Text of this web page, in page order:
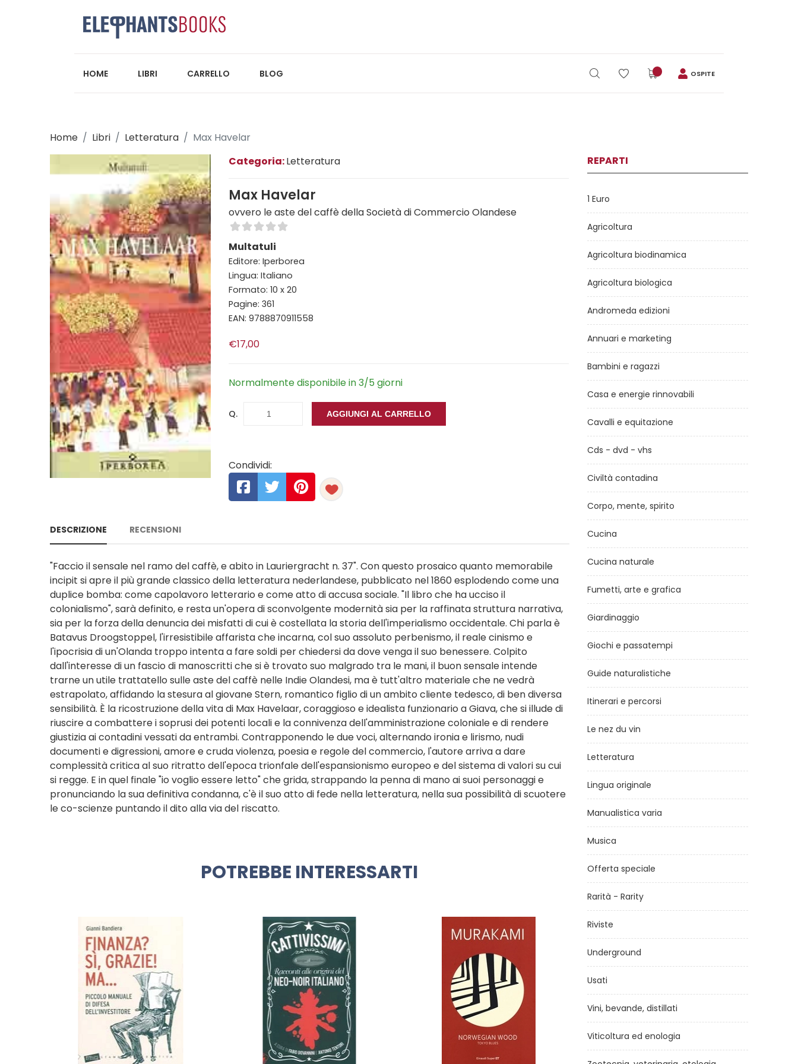
HOME LIBRI CARRELLO BLOG OSPITE
Home Libri Letteratura
Max Havelar
Categoria:Letteratura
Max Havelar
ovvero le aste del caffè della Società di Commercio Olandese
Multatuli
Editore: Iperborea
Lingua: Italiano
Formato: 10 x 20
Pagine: 361
EAN: 9788870911558
€17,00
Normalmente disponibile in 3/5 giorni
Q. AGGIUNGI AL CARRELLO
Condividi:
DESCRIZIONE RECENSIONI
"Faccio il sensale nel ramo del caffè, e abito in Lauriergracht n. 37". Con questo prosaico quanto memorabile
incipit si apre il più grande classico della letteratura nederlandese, pubblicato nel 1860 esplodendo come una
duplice bomba: come capolavoro letterario e come atto di accusa sociale. "Il libro che ha ucciso il
colonialismo", sarà definito, e resta un'opera di sconvolgente modernità sia per la raffinata struttura narrativa,
sia per la forza della denuncia dei misfatti di cui è costellata la storia dell'imperialismo occidentale. Chi parla è
Batavus Droogstoppel, l'irresistibile affarista che incarna, col suo assoluto perbenismo, il reale cinismo e
l'ipocrisia di un'Olanda troppo intenta a fare soldi per chiedersi da dove venga il suo benessere. Colpito
dall'interesse di un fascio di manoscritti che si è trovato suo malgrado tra le mani, il buon sensale intende
trarne un utile trattatello sulle aste del caffè nelle Indie Olandesi, ma è tutt'altro materiale che ne vedrà
estrapolato, affidando la stesura al giovane Stern, romantico figlio di un ambito cliente tedesco, di ben diversa
sensibilità. È la ricostruzione della vita di Max Havelaar, coraggioso e idealista funzionario a Giava, che si illude di
riuscire a combattere i soprusi dei potenti locali e la connivenza dell'amministrazione coloniale e di rendere
giustizia ai contadini vessati da entrambi. Contrapponendo le due voci, alternando ironia e lirismo, nudi
documenti e digressioni, amore e cruda violenza, poesia e regole del commercio, l'autore arriva a dare
complessità critica al suo ritratto dell'epoca trionfale dell'espansionismo europeo e del sistema di valori su cui
si regge. E in quel finale "io voglio essere letto" che grida, strappando la penna di mano ai suoi personaggi e
pronunciando la sua definitiva condanna, c'è il suo atto di fede nella letteratura, nella sua possibilità di scuotere
le co-scienze puntando il dito alla via del riscatto.
POTREBBE INTERESSARTI
REPARTI
1 Euro
Agricoltura
Agricoltura biodinamica
Agricoltura biologica
Andromeda edizioni
Annuari e marketing
Bambini e ragazzi
Casa e energie rinnovabili
Cavalli e equitazione
Cds - dvd - vhs
Civiltà contadina
Corpo, mente, spirito
Cucina
Cucina naturale
Fumetti, arte e grafica
Giardinaggio
Giochi e passatempi
Guide naturalistiche
Itinerari e percorsi
Le nez du vin
Letteratura
Lingua originale
Manualistica varia
Musica
Offerta speciale
Rarità - Rarity
Riviste
Underground
Usati
Vini, bevande, distillati
Viticoltura ed enologia